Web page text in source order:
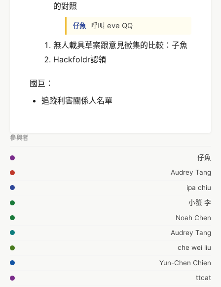
的對照
仔魚 呼叫 eve QQ
無人載具草案跟意見徵集的比較：子魚
Hackfoldr認領
國巨：
追蹤利害關係人名單
參與者
仔魚
Audrey Tang
ipa chiu
小蟹 李
Noah Chen
Audrey Tang
che wei liu
Yun-Chen Chien
ttcat